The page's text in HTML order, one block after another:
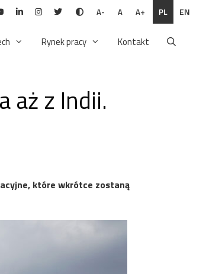
A- A A+ PL EN
Rynek pracy Kontakt
aż z Indii.
które wkrótce zostaną